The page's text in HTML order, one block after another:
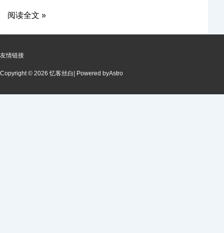
阅读全文 »
友情链接
Copyright © 2026 忆客丝白 | Powered byAstro